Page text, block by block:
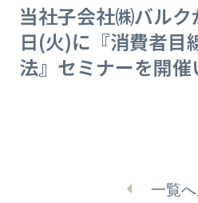
当社子会社㈱バル
日(火)に『消費者目
法』セミナーを開催
一覧